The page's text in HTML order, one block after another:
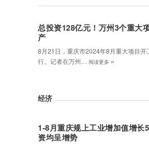
总投资128亿元！万州3个重大
产
8月21日，重庆市2024年8月重大项目开
行。记者在万州…
阅读更多 »
经济
1-8月重庆规上工业增加值增长
资均呈增势